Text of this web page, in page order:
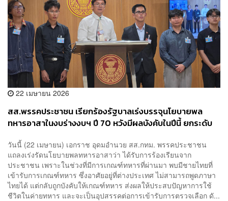
22 เมษายน 2026
สส.พรรคประชาชน เรียกร้องรัฐบาลเร่งบรรจุนโยบายพล
ทหารอาสาในงบร่างงบฯ ปี 70 หวังมีผลบังคับในปีนี้ ยกระดับ
วันนี้ (22 เมษายน) เอกราช อุดมอำนวย สส.กทม. พรรคประชาชน
แถลงเร่งรัดนโยบายพลทหารอาสาว่า ได้รับการร้องเรียนจาก
ประชาชน เพราะในช่วงที่มีการเกณฑ์ทหารที่ผ่านมา พบมีชายไทยที่
เข้ารับการเกณฑ์ทหาร ซึ่งอาศัยอยู่ที่ต่างประเทศ ไม่สามารถพูดภาษา
ไทยได้ แต่กลับถูกบังคับให้เกณฑ์ทหาร ส่งผลให้ประสบปัญหาการใช้
ชีวิตในค่ายทหาร และจะเป็นอุปสรรคต่อการเข้ารับการตรวจเลือก ดั...